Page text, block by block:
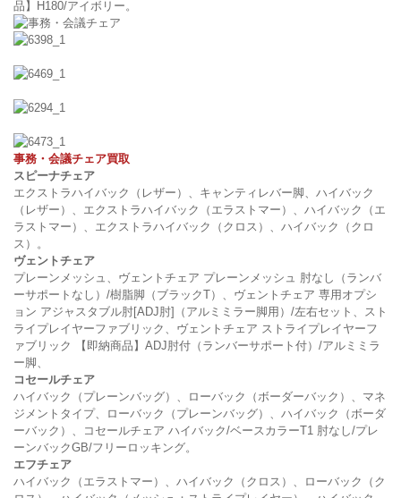
品】H180/アイボリー。
事務・会議チェア買取
スピーナチェア
エクストラハイバック（レザー）、キャンティレバー脚、ハイバック
（レザー）、エクストラハイバック（エラストマー）、ハイバック（エ
ラストマー）、エクストラハイバック（クロス）、ハイバック（クロ
ス）。
ヴェントチェア
プレーンメッシュ、ヴェントチェア プレーンメッシュ 肘なし（ランバ
ーサポートなし）/樹脂脚（ブラックT）、ヴェントチェア 専用オプシ
ョン アジャスタブル肘[ADJ肘]（アルミミラー脚用）/左右セット、スト
ライプレイヤーファブリック、ヴェントチェア ストライプレイヤーフ
ァブリック 【即納商品】ADJ肘付（ランバーサポート付）/アルミミラ
ー脚、
コセールチェア
ハイバック（プレーンバッグ）、ローバック（ボーダーバック）、マネ
ジメントタイプ、ローバック（プレーンバッグ）、ハイバック（ボーダ
ーバック）、コセールチェア ハイバック/ベースカラーT1 肘なし/プレ
ーンバックGB/フリーロッキング。
エフチェア
ハイバック（エラストマー）、ハイバック（クロス）、ローバック（ク